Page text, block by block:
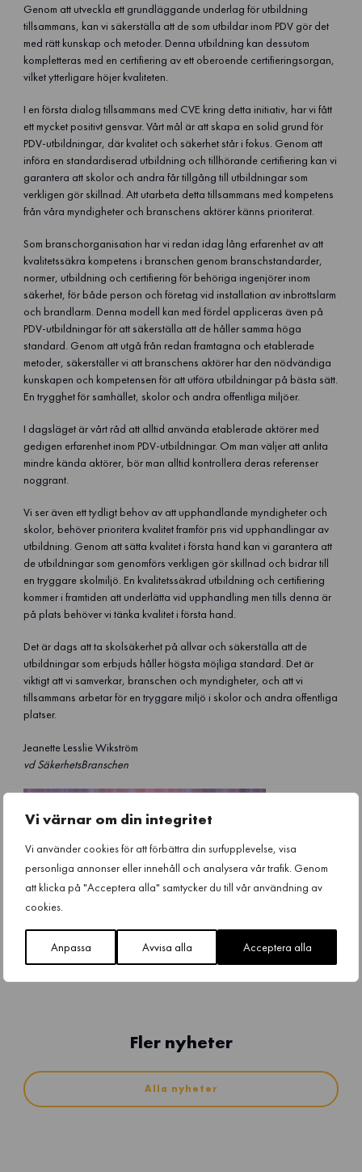
Vi värnar om din integritet
Vi använder cookies för att förbättra din surfupplevelse, visa
personliga annonser eller innehåll och analysera vår trafik. Genom
att klicka på "Acceptera alla" samtycker du till vår användning av
cookies.
Anpassa Avvisa alla Acceptera alla
Genom att utveckla ett grundläggande underlag för utbildning
tillsammans, kan vi säkerställa att de som utbildar inom PDV gör det
med rätt kunskap och metoder. Denna utbildning kan dessutom
kompletteras med en certifiering av ett oberoende certifieringsorgan,
vilket ytterligare höjer kvaliteten.
I en första dialog tillsammans med CVE kring detta initiativ, har vi fått
ett mycket positivt gensvar. Vårt mål är att skapa en solid grund för
PDV-utbildningar, där kvalitet och säkerhet står i fokus. Genom att
införa en standardiserad utbildning och tillhörande certifiering kan vi
garantera att skolor och andra får tillgång till utbildningar som
verkligen gör skillnad. Att utarbeta detta tillsammans med kompetens
från våra myndigheter och branschens aktörer känns prioriterat.
Som branschorganisation har vi redan idag lång erfarenhet av att
kvalitetssäkra kompetens i branschen genom branschstandarder,
normer, utbildning och certifiering för behöriga ingenjörer inom
säkerhet, för både person och företag vid installation av inbrottslarm
och brandlarm. Denna modell kan med fördel appliceras även på
PDV-utbildningar för att säkerställa att de håller samma höga
standard. Genom att utgå från redan framtagna och etablerade
metoder, säkerställer vi att branschens aktörer har den nödvändiga
kunskapen och kompetensen för att utföra utbildningar på bästa sätt.
En trygghet för samhället, skolor och andra offentliga miljöer.
I dagsläget är vårt råd att alltid använda etablerade aktörer med
gedigen erfarenhet inom PDV-utbildningar. Om man väljer att anlita
mindre kända aktörer, bör man alltid kontrollera deras referenser
noggrant.
Vi ser även ett tydligt behov av att upphandlande myndigheter och
skolor, behöver prioritera kvalitet framför pris vid upphandlingar av
utbildning. Genom att sätta kvalitet i första hand kan vi garantera att
de utbildningar som genomförs verkligen gör skillnad och bidrar till
en tryggare skolmiljö. En kvalitetssäkrad utbildning och certifiering
kommer i framtiden att underlätta vid upphandling men tills denna är
på plats behöver vi tänka kvalitet i första hand.
Det är dags att ta skolsäkerhet på allvar och säkerställa att de
utbildningar som erbjuds håller högsta möjliga standard. Det är
viktigt att vi samverkar, branschen och myndigheter, och att vi
tillsammans arbetar för en tryggare miljö i skolor och andra offentliga
platser.
Jeanette Lesslie Wikström
vd SäkerhetsBranschen
Fler nyheter
Alla nyheter